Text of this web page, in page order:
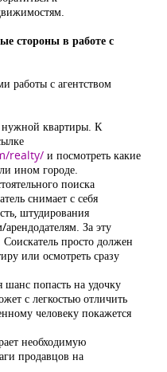
стороны в работе с
работы с агентством
квартиры. К
realty/ и посмотреть какие
ином городе.
поиска
снимает с себя
штудирования
За эту
Соискатель просто должен
или осмотреть сразу
попасть на удочку
с легкостью отличить
человеку покажется
необходимую
продавцов на